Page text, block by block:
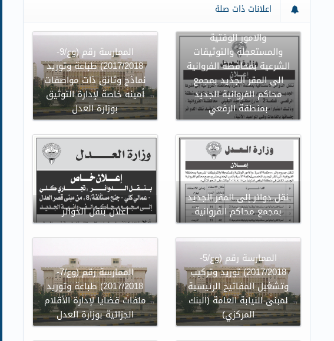
اعلانات ذات صلة
الممارسة رقم (وع/9-
2017/2018) طباعة وتوريد
نماذج وثائق ذات مواصفات
أمينه خاصة لإدارة التوثيق
بوزارة العدل
إعلان من وزارة العدل بنقل
جميع دوائر محكمة الاسرة
والامور الوقتية
والمستعجلة والتوثيقات
الشرعية بمحافظة الفروانية
الى المقر الجديد بمجمع
محاكم الفروانية الجديد
بمنطقة الرقعي
اعلان بنقل الدوائر
نقل دوائر إلى المقر الجديد
بمجمع محاكم الفروانية
الممارسة رقم (وع/7-
2017/2018) طباعة وتوريد
ملفات قضايا لإدارة الأقلام
الجزائية بوزارة العدل
الممارسة رقم (وع/5-
2017/2018) توريد وتركيب
وتشغيل المفاتيح الرئيسية
لمبنى النيابة العامة (البنك
المركزي)